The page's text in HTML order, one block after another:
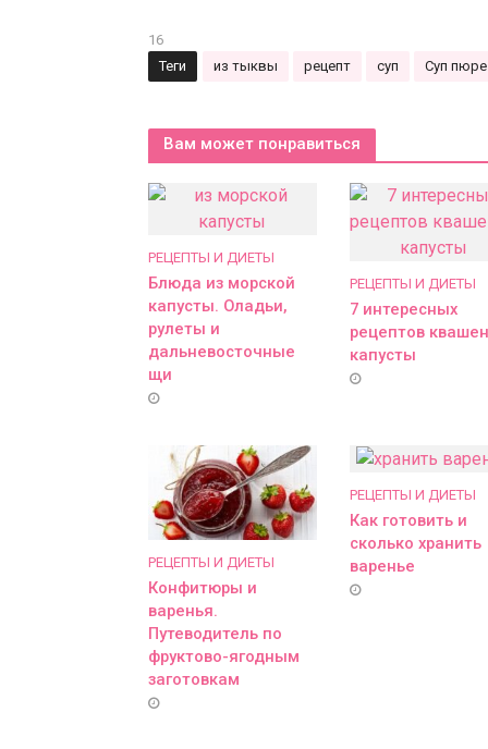
16
Теги
из тыквы рецепт суп Суп пюре
Вам может понравиться
РЕЦЕПТЫ И ДИЕТЫ
Блюда из морской
капусты. Оладьи,
рулеты и
дальневосточные
щи
РЕЦЕПТЫ И ДИЕТЫ
7 интересных
рецептов
капусты
РЕЦЕПТЫ И ДИЕТЫ
Конфитюры и
варенья.
Путеводитель по
фруктово-ягодным
заготовкам
РЕЦЕПТЫ И ДИЕТЫ
Как готовить и
сколько хранить
варенье